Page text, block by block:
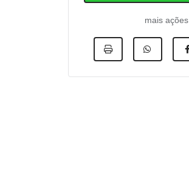
mais ações